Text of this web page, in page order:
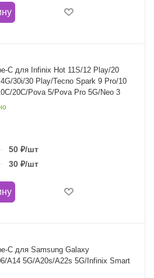
C для Infinix Hot 11S/12 Play/20
30i/30 Play/Tecno Spark 9 Pro/10
20C/Pova 5/Pova Pro 5G/Neo 3
50₽/шт
30₽/шт
C для Samsung Galaxy
A14 5G/A20s/A22s 5G/Infinix Smart